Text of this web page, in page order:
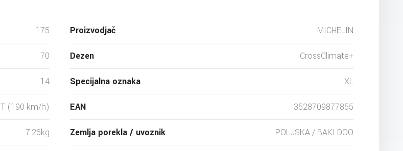
175
70
14
T (190 km/h)
7.26kg
Proizvodjač MICHELIN
Dezen CrossClimate+
Specijalna oznaka XL
EAN 3528709877855
Zemlja porekla / uvoznik POLJSKA / BAKI DOO